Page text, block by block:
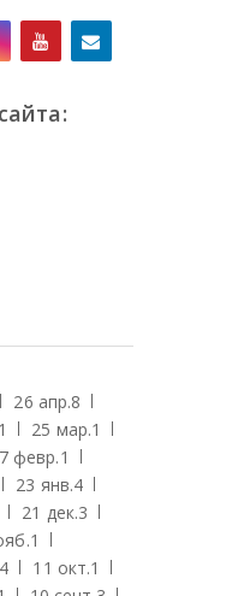
26 апр.8
1 25 мар.1
февр.1
23 янв.4
21 дек.3
1
4 11 окт.1